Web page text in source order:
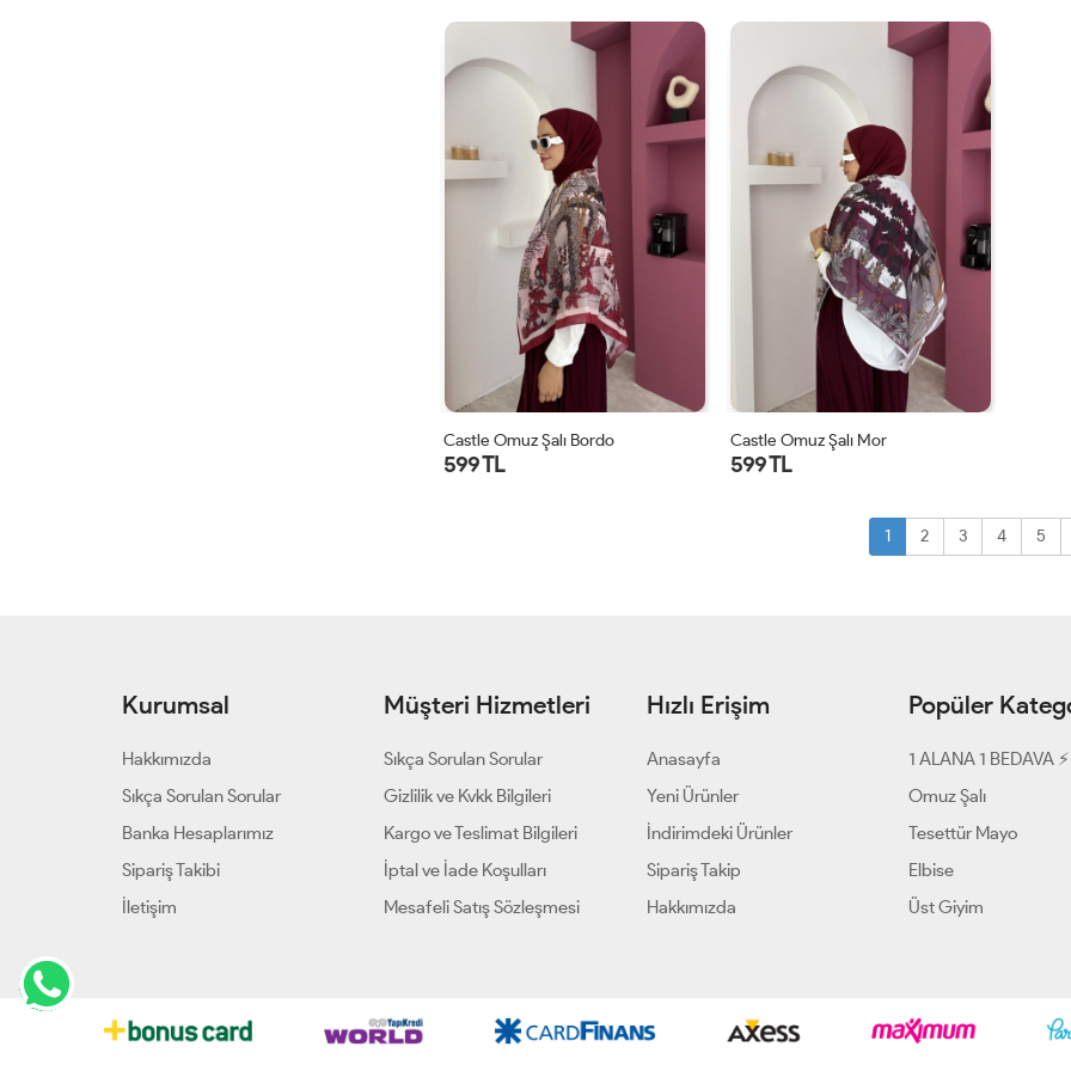
STD STD
Castle Omuz Şalı Bordo
599 TL
STD
Castle Omuz Şalı Mor
599 TL
1 2 3 4 5
Kurumsal
Hakkımızda
Sıkça Sorulan Sorular
Banka Hesaplarımız
Sipariş Takibi
İletişim
Müşteri Hizmetleri
Sıkça Sorulan Sorular
Gizlilik ve Kvkk Bilgileri
Kargo ve Teslimat Bilgileri
İptal ve İade Koşulları
Mesafeli Satış Sözleşmesi
Hızlı Erişim
Anasayfa
Yeni Ürünler
İndirimdeki Ürünler
Sipariş Takip
Hakkımızda
Popüler
1 ALANA 1 BEDAVA ⚡
Omuz Şalı
Tesettür Mayo
Elbise
Üst Giyim